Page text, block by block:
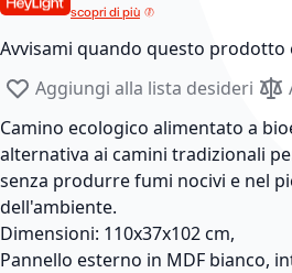
scopri di più
Avvisami quando questo prodotto
Aggiungi alla lista desideri
Camino ecologico alimentato a
alternativa ai camini tradizionali
senza produrre fumi nocivi e nel
dell'ambiente.
Dimensioni: 110x37x102 cm,
Pannello esterno in MDF bianco,